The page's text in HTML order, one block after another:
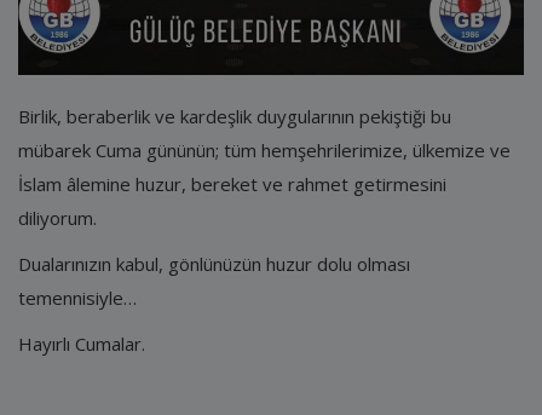
Birlik, beraberlik ve kardeşlik duygularının pekiştiği bu
mübarek Cuma gününün; tüm hemşehrilerimize, ülkemize ve
İslam âlemine huzur, bereket ve rahmet getirmesini
diliyorum.
Dualarınızın kabul, gönlünüzün huzur dolu olması
temennisiyle…
Hayırlı Cumalar.